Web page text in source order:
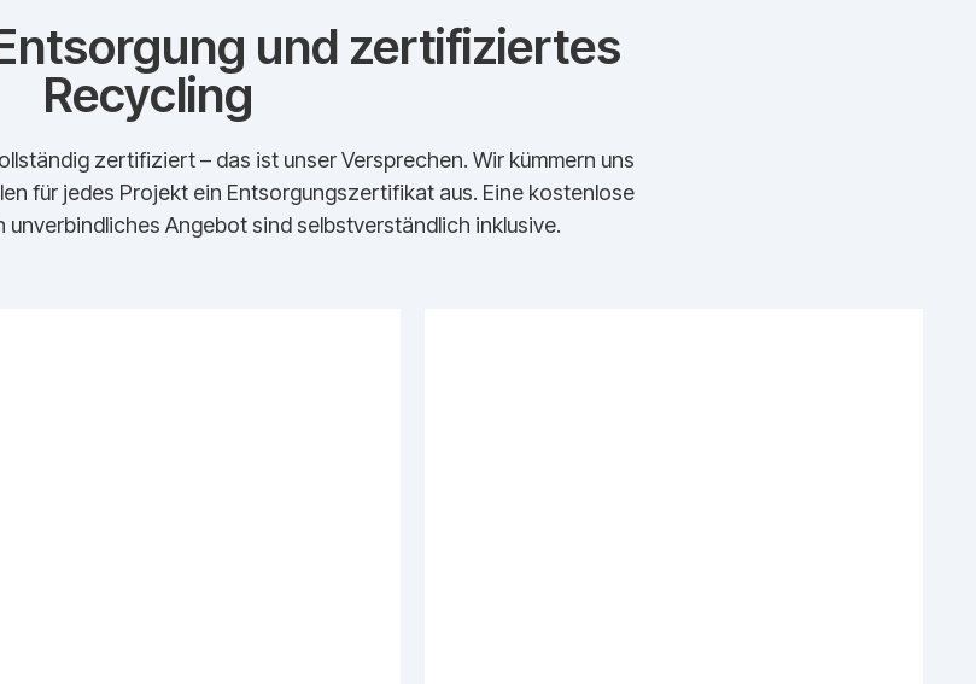
und zertifiziertes
Recycling
zertifiziert – das ist unser Versprechen. Wir kümmern uns
für jedes Projekt ein Entsorgungszertifikat aus. Eine kostenlose
unverbindliches Angebot sind selbstverständlich inklusive.